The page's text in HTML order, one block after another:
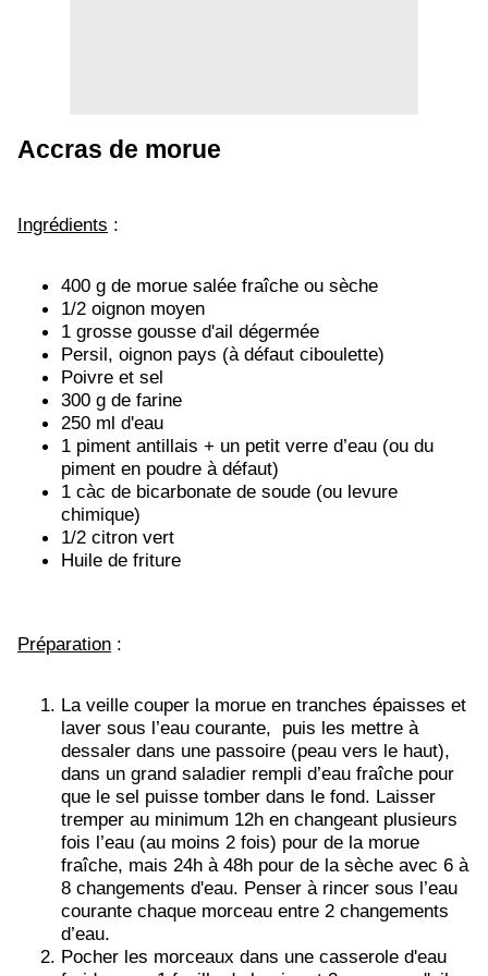
Accras de morue
Ingrédients :
400 g de morue salée fraîche ou sèche
1/2 oignon moyen
1 grosse gousse d'ail dégermée
Persil, oignon pays (à défaut ciboulette)
Poivre et sel
300 g de farine
250 ml d'eau
1 piment antillais + un petit verre d’eau (ou du
piment en poudre à défaut)
1 càc de bicarbonate de soude (ou levure
chimique)
1/2 citron vert
Huile de friture
Préparation :
La veille couper la morue en tranches épaisses et
laver sous l’eau courante, puis les mettre à
dessaler dans une passoire (peau vers le haut),
dans un grand saladier rempli d’eau fraîche pour
que le sel puisse tomber dans le fond. Laisser
tremper au minimum 12h en changeant plusieurs
fois l’eau (au moins 2 fois) pour de la morue
fraîche, mais 24h à 48h pour de la sèche avec 6 à
8 changements d'eau. Penser à rincer sous l’eau
courante chaque morceau entre 2 changements
d’eau.
Pocher les morceaux dans une casserole d'eau